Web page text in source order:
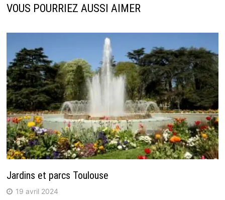
VOUS POURRIEZ AUSSI AIMER
Jardins et parcs Toulouse
19 avril 2024